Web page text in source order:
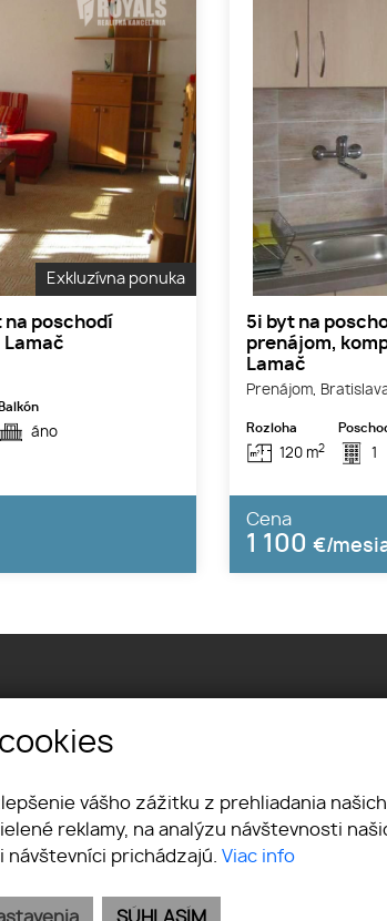
Exkluzívna ponuka
na poschodí
Lamač
Balkón
áno
5i byt na
prenájom,
Lamač
Prenájom,
Rozloha
120 m2 1
Cena
1 100 €/
vášho zážitku z prehliadania
reklamy, na analýzu návštevnosti
prichádzajú. Viac info